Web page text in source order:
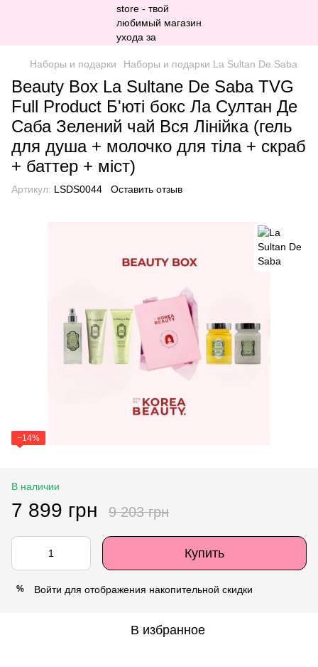
Наборы и подарки Наборы и подарки La Sultan De Saba
Beauty Box La Sultane De Saba TVG
Full Product Б'юті бокс Ла Султан Де
Саба Зелений чай Вся Лінійка (гель
для душа + молочко для тіла + скраб
+ баттер + міст)
Артикул: LSDS0044 Оставить отзыв
−14%
В наличии
7 899 грн 9 203 грн
Купить
% Войти для отображения накопительной скидки
В избранное